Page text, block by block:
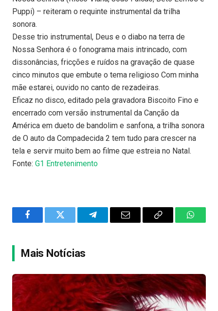
Puppi) – reiteram o requinte instrumental da trilha
sonora.
Desse trio instrumental, Deus e o diabo na terra de
Nossa Senhora é o fonograma mais intrincado, com
dissonâncias, fricções e ruídos na gravação de quase
cinco minutos que embute o tema religioso Com minha
mãe estarei, ouvido no canto de rezadeiras.
Eficaz no disco, editado pela gravadora Biscoito Fino e
encerrado com versão instrumental da Canção da
América em dueto de bandolim e sanfona, a trilha sonora
de O auto da Compadecida 2 tem tudo para crescer na
tela e servir muito bem ao filme que estreia no Natal.
Fonte: G1 Entretenimento
FacebookTwitter TelegramEmail
Copy
Mais Notícias